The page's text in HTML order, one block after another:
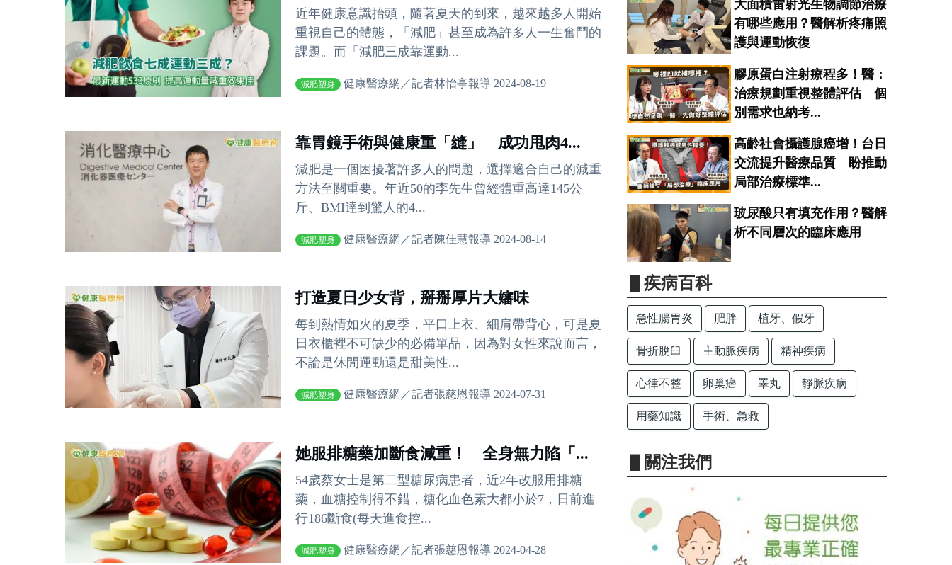
近年健康意識抬頭，隨著夏天的到來，越來越多人開始
重視自己的體態，「減肥」甚至成為許多人一生奮鬥的
課題。而「減肥三成靠運動...
減肥塑身 健康醫療網／記者林怡亭報導 2024-08-19
靠胃鏡手術與健康重「縫」 成功甩肉4...
減肥是一個困擾著許多人的問題，選擇適合自己的減重
方法至關重要。年近50的李先生曾經體重高達145公
斤、BMI達到驚人的4...
減肥塑身 健康醫療網／記者陳佳慧報導 2024-08-14
打造夏日少女背，掰掰厚片大嬸味
每到熱情如火的夏季，平口上衣、細肩帶背心，可是夏
日衣櫃裡不可缺少的必備單品，因為對女性來說而言，
不論是休閒運動還是甜美性...
減肥塑身 健康醫療網／記者張慈恩報導 2024-07-31
她服排糖藥加斷食減重！ 全身無力陷「...
54歲蔡女士是第二型糖尿病患者，近2年改服用排糖
藥，血糖控制得不錯，糖化血色素大都小於7，日前進
行186斷食(每天進食控...
減肥塑身 健康醫療網／記者張慈恩報導 2024-04-28
大面積雷射光生物調節治療
有哪些應用？醫解析疼痛照
護與運動恢復
膠原蛋白注射療程多！醫：
治療規劃重視整體評估 個
別需求也納考...
高齡社會攝護腺癌增！台日
交流提升醫療品質 盼推動
局部治療標準...
玻尿酸只有填充作用？醫解
析不同層次的臨床應用
▋疾病百科
急性腸胃炎 肥胖 植牙、假牙
骨折脫臼 主動脈疾病 精神疾病
心律不整 卵巢癌 睪丸 靜脈疾病
用藥知識 手術、急救
▋關注我們